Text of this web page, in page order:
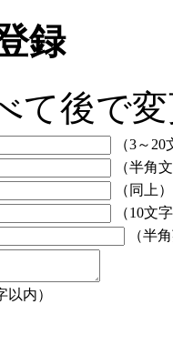
録
て後で
（3～
（半角
（同上）
（10文
（半
以内）